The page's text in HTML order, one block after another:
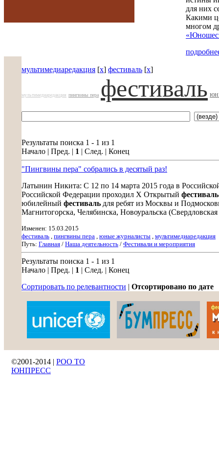
для них
Какими
многом
мультимедиаредакция [x] фестиваль [x]
мультимедиаредакция пингвины пера фестиваль
Результаты поиска 1 - 1 из 1
Начало | Пред. | 1 | След. | Конец
"Пингвины пера" собрались в десятый раз!
Латынин Никита: С 12 по 14 марта 2015 года в
Российской Федерации проходил X Открытый фестиваль
юбилейный фестиваль для ребят из Москвы и
Магнитогорска, Челябинска, Новоуральска
Изменен: 15.03.2015
фестиваль , пингвины пера , юные журналисты , мультимедиаредакция
Путь: Главная / Наша деятельность / Фестивали и мероприятия
Результаты поиска 1 - 1 из 1
Начало | Пред. | 1 | След. | Конец
Сортировать по релевантности | Отсортировано по дате
©2001-2014 | РОО ТО
ЮНПРЕСС